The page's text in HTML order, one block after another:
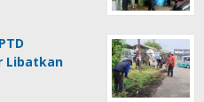
Libatkan